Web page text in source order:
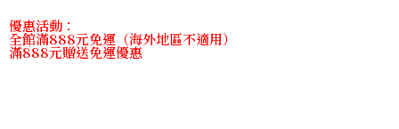
優惠活動：
全館滿888元免運（海外地區不適用）
滿888元贈送免運優惠